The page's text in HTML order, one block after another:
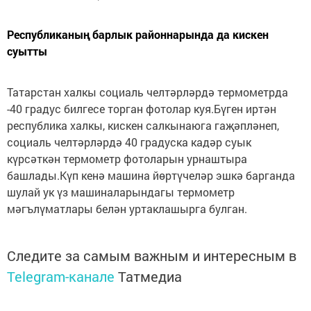
Республиканың барлык районнарында да кискен
суытты
Татарстан халкы социаль челтәрләрдә термометрда
-40 градус билгесе торган фотолар куя.Бүген иртән
республика халкы, кискен салкынаюга гаҗәпләнеп,
социаль челтәрләрдә 40 градуска кадәр суык
күрсәткән термометр фотоларын урнаштыра
башлады.Күп кенә машина йөртүчеләр эшкә барганда
шулай ук үз машиналарындагы термометр
мәгълүматлары белән уртаклашырга булган.
Следите за самым важным и интересным в
Telegram-канале Татмедиа